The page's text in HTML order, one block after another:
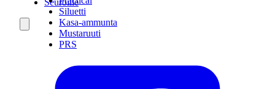
Siluetti
Kasa-ammunta
Mustaruuti
PRS
Seuroille